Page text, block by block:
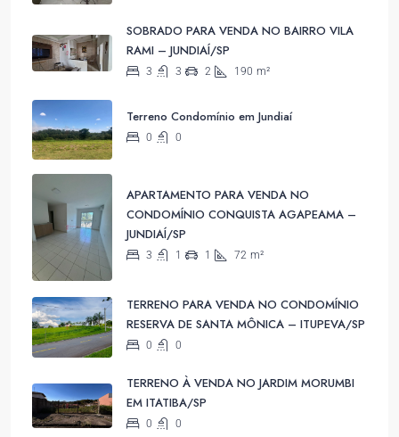
SOBRADO PARA VENDA NO BAIRRO VILA
RAMI – JUNDIAÍ/SP
3 3 2 190 m²
Terreno Condomínio em Jundiaí
0 0
APARTAMENTO PARA VENDA NO
CONDOMÍNIO CONQUISTA AGAPEAMA –
JUNDIAÍ/SP
3 1 1 72 m²
TERRENO PARA VENDA NO CONDOMÍNIO
RESERVA DE SANTA MÔNICA – ITUPEVA/SP
0 0
TERRENO À VENDA NO JARDIM MORUMBI
EM ITATIBA/SP
0 0